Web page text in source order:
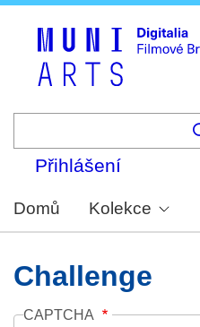
Přihlášení
Domů Kolekce
Challenge
CAPTCHA